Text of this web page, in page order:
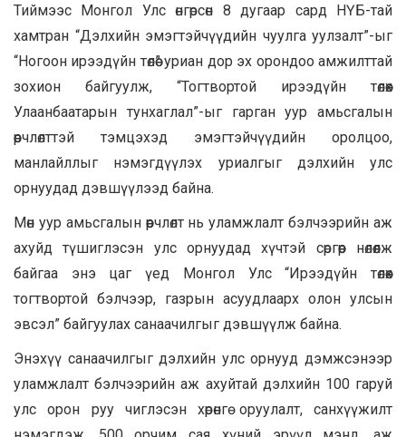
Тиймээс Монгол Улс өнгөрсөн 8 дугаар сард НҮБ-тай
хамтран “Дэлхийн эмэгтэйчүүдийн чуулга уулзалт”-ыг
“Ногоон ирээдүйн төлөө” уриан дор эх орондоо амжилттай
зохион байгуулж, “Тогтвортой ирээдүйн төлөөх
Улаанбаатарын тунхаглал”-ыг гарган уур амьсгалын
өөрчлөлттэй тэмцэхэд эмэгтэйчүүдийн оролцоо,
манлайллыг нэмэгдүүлэх уриалгыг дэлхийн улс
орнуудад дэвшүүлээд байна.
Мөн уур амьсгалын өөрчлөлт нь уламжлалт бэлчээрийн аж
ахуйд түшиглэсэн улс орнуудад хүчтэй сөргөөр нөлөөлж
байгаа энэ цаг үед Монгол Улс “Ирээдүйн төлөөх
тогтвортой бэлчээр, газрын асуудлаарх олон улсын
эвсэл” байгуулах санаачилгыг дэвшүүлж байна.
Энэхүү санаачилгыг дэлхийн улс орнууд дэмжсэнээр
уламжлалт бэлчээрийн аж ахуйтай дэлхийн 100 гаруй
улс орон руу чиглэсэн хөрөнгө оруулалт, санхүүжилт